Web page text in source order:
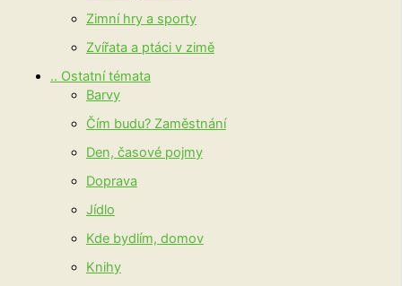
Zimní hry a sporty
Zvířata a ptáci v zimě
.. Ostatní témata
Barvy
Čím budu? Zaměstnání
Den, časové pojmy
Doprava
Jídlo
Kde bydlím, domov
Knihy